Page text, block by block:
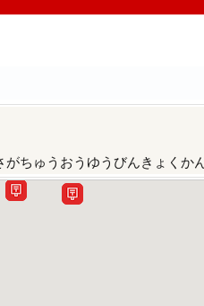
がちゅうおうゆうびんきょくか